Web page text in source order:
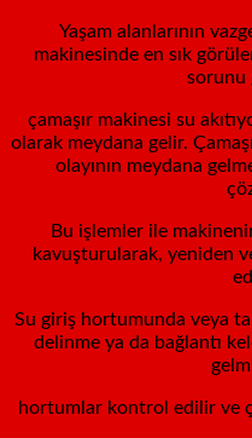
Yaşam alanlarının
makinesinde en sık
sorunu
çamaşır makinesi su
olarak meydana gelir.
olayının meydana
Bu işlemler ile
kavuşturularak, yeniden
Su giriş hortumunda veya
delinme ya da bağlantı
hortumlar kontrol edilir ve